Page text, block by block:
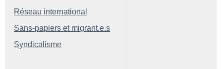
Réseau international
Sans-papiers et migrant.e.s
Syndicalisme